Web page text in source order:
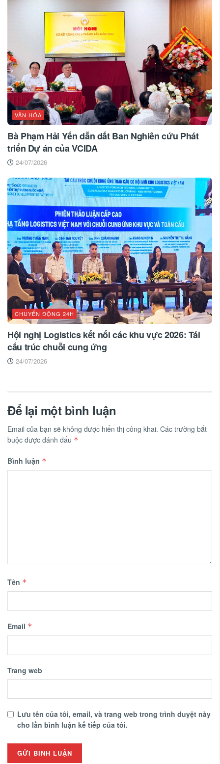
VĂN HÓA
Bà Phạm Hải Yến dẫn dắt Ban Nghiên cứu Phát
triển Dự án của VCIDA
24/07/2026
CHUYỂN ĐỘNG 24H
Hội nghị Logistics kết nối các khu vực 2026: Tái
cấu trúc chuỗi cung ứng
24/07/2026
Để lại một bình luận
Email của bạn sẽ không được hiển thị công khai. Các trường bắt
buộc được đánh dấu *
Bình luận *
Tên *
Email *
Trang web
Lưu tên của tôi, email, và trang web trong trình duyệt này
cho lần bình luận kế tiếp của tôi.